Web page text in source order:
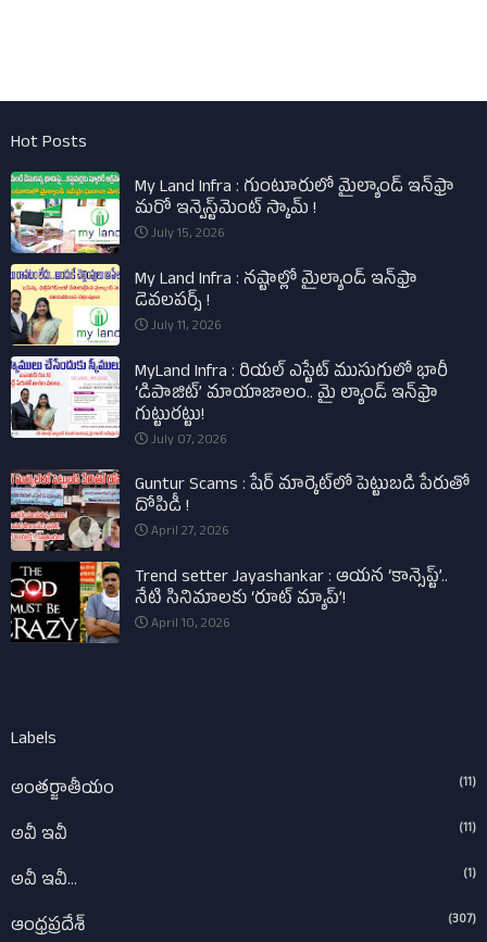
Hot Posts
My Land Infra : గుంటూరులో మైల్యాండ్ ఇన్‌ఫ్రా
మరో ఇన్వెస్ట్‌మెంట్ స్కామ్ !
July 15, 2026
My Land Infra : నష్టాల్లో మైల్యాండ్ ఇన్‌ఫ్రా
డెవలపర్స్ !
July 11, 2026
MyLand Infra : రియల్ ఎస్టేట్ ముసుగులో భారీ
‘డిపాజిట్’ మాయాజాలం.. మై ల్యాండ్ ఇన్‌ఫ్రా
గుట్టురట్టు!
July 07, 2026
Guntur Scams : షేర్ మార్కెట్‌లో పెట్టుబడి పేరుతో
దోపిడీ !
April 27, 2026
Trend setter Jayashankar : ఆయన ‘కాన్సెప్ట్’..
నేటి సినిమాలకు ‘రూట్ మ్యాప్’!
April 10, 2026
Labels
అంతర్జాతీయం
(11)
అవీ ఇవీ (11)
అవీ ఇవీ... (1)
ఆంధ్రప్రదేశ్‌ (307)